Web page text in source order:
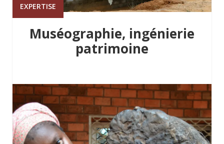
EXPERTISE
Muséographie, ingénierie
patrimoine